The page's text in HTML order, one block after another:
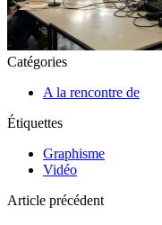
Catégories
A la rencontre de
Étiquettes
Graphisme
Vidéo
Article précédent